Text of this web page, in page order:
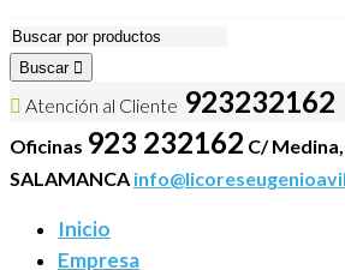
Buscar
Atención al Cliente 923232162
Oficinas 923 232162 C/
SALAMANCA
Inicio
Empresa